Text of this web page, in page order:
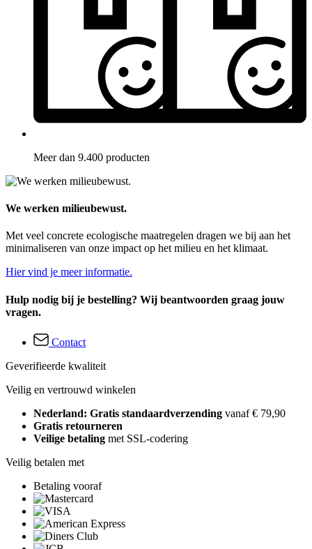
Meer dan 9.400 producten
We werken milieubewust.
Met veel concrete ecologische maatregelen dragen we bij aan het
minimaliseren van onze impact op het milieu en het klimaat.
Hier vind je meer informatie.
Hulp nodig bij je bestelling? Wij beantwoorden graag jouw
vragen.
Contact
Geverifieerde kwaliteit
Veilig en vertrouwd winkelen
Nederland: Gratis standaardverzending vanaf € 79,90
Gratis retourneren
Veilige betaling met SSL-codering
Veilig betalen met
Betaling vooraf